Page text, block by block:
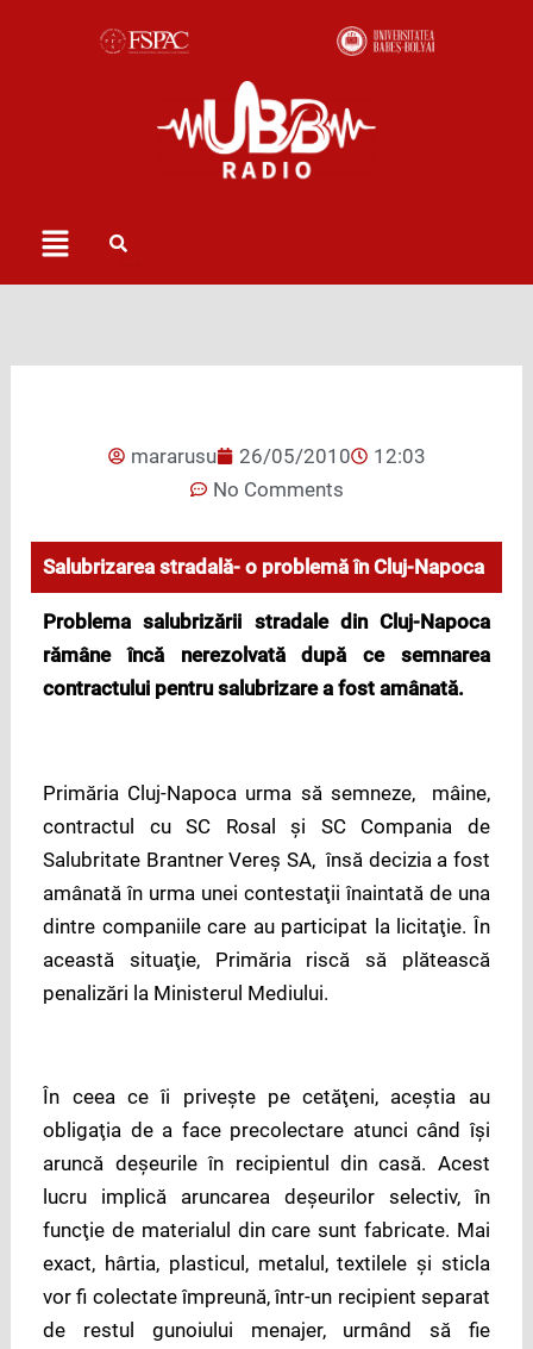
Menu
mararusu 26/05/2010
12:03
No Comments
Salubrizarea stradală- o problemă în Cluj-Napoca
Problema salubrizării stradale din Cluj-Napoca
rămâne încă nerezolvată după ce semnarea
contractului pentru salubrizare a fost amânată.
Primăria Cluj-Napoca urma să semneze, mâine,
contractul cu SC Rosal şi SC Compania de
Salubritate Brantner Vereş SA, însă decizia a fost
amânată în urma unei contestaţii înaintată de una
dintre companiile care au participat la licitaţie. În
această situaţie, Primăria riscă să plătească
penalizări la Ministerul Mediului.
În ceea ce îi priveşte pe cetăţeni, aceştia au
obligaţia de a face precolectare atunci când îşi
aruncă deşeurile în recipientul din casă. Acest
lucru implică aruncarea deşeurilor selectiv, în
funcţie de materialul din care sunt fabricate. Mai
exact, hârtia, plasticul, metalul, textilele şi sticla
vor fi colectate împreună, într-un recipient separat
de restul gunoiului menajer, urmând să fie